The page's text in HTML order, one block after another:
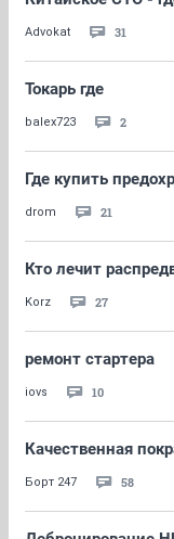
Advokat 31
Токарь где
balex723 2
Где купить
drom 21
Кто лечит
Korz 27
ремонт стартера
iovs 10
Качественная
Борт 247 58